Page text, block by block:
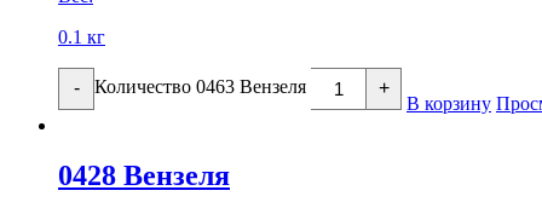
0.1 кг
- Количество 0463 Вензеля +
В корзину
0428 Вензеля